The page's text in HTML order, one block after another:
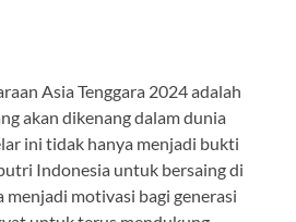
Asia Tenggara 2024 adalah
akan dikenang dalam dunia
ini tidak hanya menjadi bukti
Indonesia untuk bersaing di
motivasi bagi generasi